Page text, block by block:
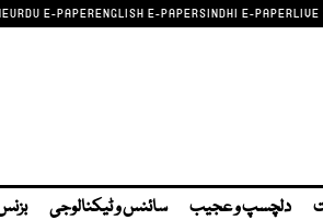
URDU E-PAPERENGLISH E-PAPERSINDHI E-PAPERLIVE
دلچسپ و عجیب سائنس و ٹیکنالوجی